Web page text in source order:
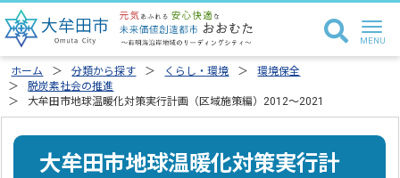
ホーム 分類から探す くらし・環境
環境保全
脱炭素社会の推進
大牟田市地球温暖化対策実行計画（区域施策編）2012～2021
大牟田市地球温暖化対策実行計